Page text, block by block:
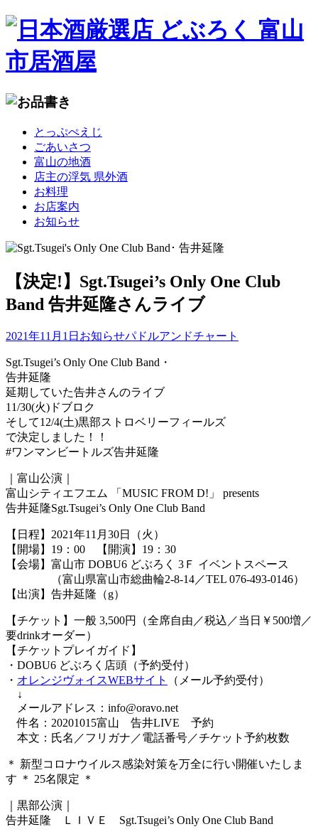
とっぷぺえじ
ごあいさつ
富山の地酒
店主の浮気 県外酒
お料理
お店案内
お知らせ
【決定!】Sgt.Tsugei’s Only One Club
Band 告井延隆さんライブ
2021年11月1日 お知らせパドルアンドチャート
Sgt.Tsugei’s Only One Club Band・
告井延隆
延期していた告井さんのライブ
11/30(火)ドブロク
そして12/4(土)黒部ストロベリーフィールズ
で決定しました！！
#ワンマンビートルズ告井延隆
｜富山公演｜
富山シティエフエム 「MUSIC FROM D!」 presents
告井延隆Sgt.Tsugei’s Only One Club Band
【日程】2021年11月30日（火）
【開場】19：00 【開演】19：30
【会場】富山市 DOBU6 どぶろく 3Ｆ イベントスペース
（富山県富山市総曲輪2-8-14／TEL 076-493-0146）
【出演】告井延隆（g）
【チケット】一般 3,500円（全席自由／税込／当日￥500増／
要drinkオーダー）
【チケットプレイガイド】
・DOBU6 どぶろく店頭（予約受付）
・ オレンジヴォイスWEBサイト
（メール予約受付）
↓
メールアドレス：info@oravo.net
件名：20201015富山 告井LIVE 予約
本文：氏名／フリガナ／電話番号／チケット予約枚数
＊ 新型コロナウイルス感染対策を万全に行い開催いたしま
す ＊ 25名限定 ＊
｜黒部公演｜
告井延隆 ＬＩＶＥ Sgt.Tsugei’s Only One Club Band